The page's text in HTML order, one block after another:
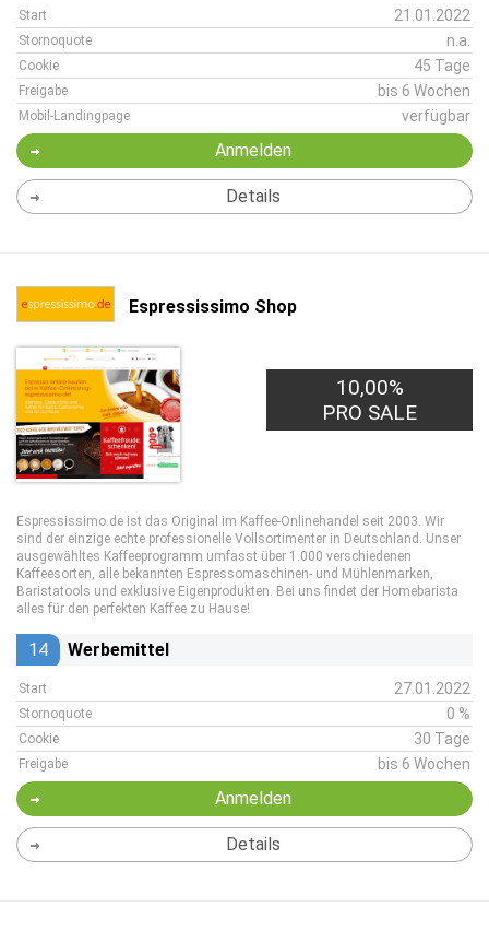
Start 21.01.2022
Stornoquote n.a.
Cookie 45 Tage
Freigabe bis 6 Wochen
Mobil-Landingpage verfügbar
Anmelden
Details
Espressissimo Shop
10,00%
PRO SALE
Espressissimo.de ist das Original im Kaffee-Onlinehandel seit 2003. Wir
sind der einzige echte professionelle Vollsortimenter in Deutschland. Unser
ausgewähltes Kaffeeprogramm umfasst über 1.000 verschiedenen
Kaffeesorten, alle bekannten Espressomaschinen- und Mühlenmarken,
Baristatools und exklusive Eigenprodukten. Bei uns findet der Homebarista
alles für den perfekten Kaffee zu Hause!
14 Werbemittel
Start 27.01.2022
Stornoquote 0 %
Cookie 30 Tage
Freigabe bis 6 Wochen
Anmelden
Details